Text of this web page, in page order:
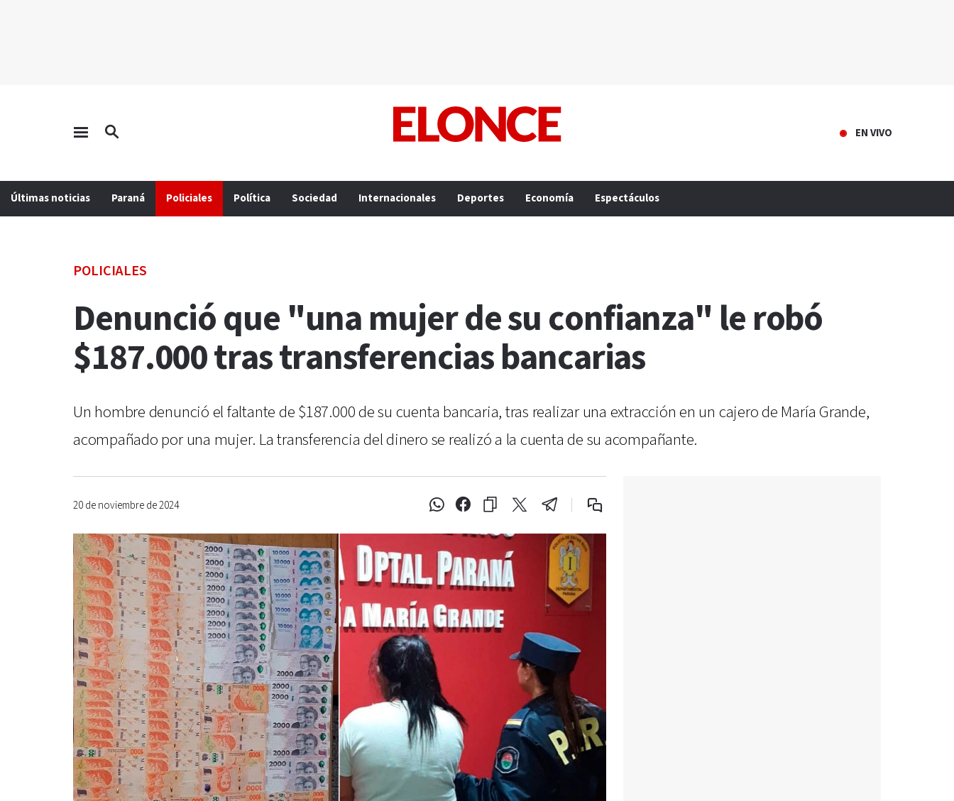
EN VIVO
Últimas noticias Paraná Policiales Política Sociedad Internacionales Deportes Economía Espectáculos
POLICIALES
Denunció que "una mujer de su confianza" le robó
$187.000 tras transferencias bancarias
Un hombre denunció el faltante de $187.000 de su cuenta bancaria, tras realizar una extracción en un cajero de María Grande,
acompañado por una mujer. La transferencia del dinero se realizó a la cuenta de su acompañante.
20 de noviembre de 2024